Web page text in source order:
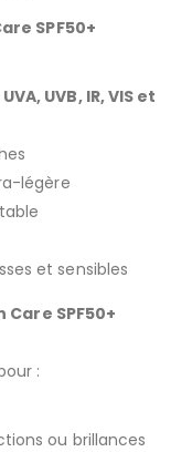
SPF50+
UVA, UVB, IR, VIS et
légère
et sensibles
SPF50+
:
ou brillances